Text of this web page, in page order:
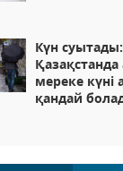
Күн суытады:
мереке күні
қандай